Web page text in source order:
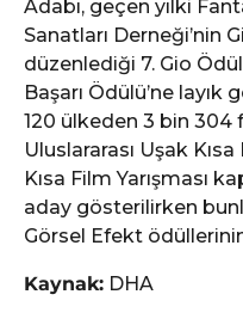
Adabı, geçen yılki
Sanatları Derneği’nin
düzenlediği 7. Gio
Başarı Ödülü’ne layık
120 ülkeden 3 bin 304
Uluslararası Uşak
Kısa Film Yarışması
aday gösterilirken
Görsel Efekt
Kaynak: DHA